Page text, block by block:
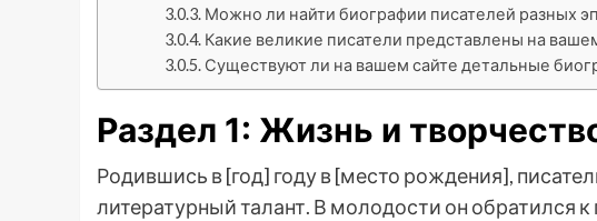
Можно ли найти биографии писателей разных
Какие великие писатели представлены на
Существуют ли на вашем сайте детальные
Раздел 1: Жизнь и
Родившись в [год] году в [место рождения],
литературный талант. В молодости он обратился